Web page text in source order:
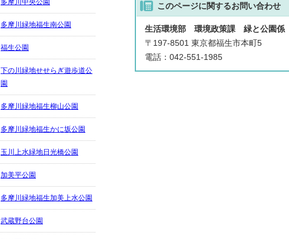
このページに関するお問い合わせ
生活環境部 環境政策課 緑と公園係
〒197-8501 東京都福生市本町5
電話：042-551-1985
多摩川中央公園
多摩川緑地福生南公園
福生公園
下の川緑地せせらぎ遊歩道公
園
多摩川緑地福生柳山公園
多摩川緑地福生かに坂公園
玉川上水緑地日光橋公園
加美平公園
多摩川緑地福生加美上水公園
武蔵野台公園